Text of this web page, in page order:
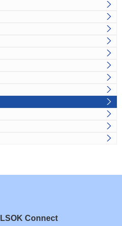
Connect